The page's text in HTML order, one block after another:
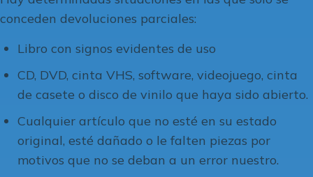
conceden devoluciones parciales:
Libro con signos evidentes de uso
CD, DVD, cinta VHS, software, videojuego, cinta
de casete o disco de vinilo que haya sido abierto.
Cualquier artículo que no esté en su estado
original, esté dañado o le falten piezas por
motivos que no se deban a un error nuestro.